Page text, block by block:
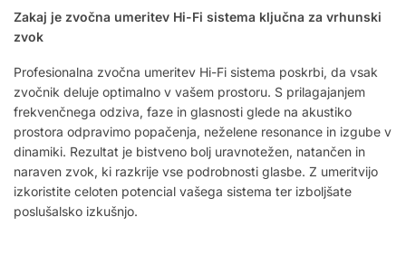
Zakaj je zvočna umeritev Hi-Fi sistema ključna za vrhunski
zvok
Profesionalna zvočna umeritev Hi-Fi sistema poskrbi, da vsak
zvočnik deluje optimalno v vašem prostoru. S prilagajanjem
frekvenčnega odziva, faze in glasnosti glede na akustiko
prostora odpravimo popačenja, neželene resonance in izgube v
dinamiki. Rezultat je bistveno bolj uravnotežen, natančen in
naraven zvok, ki razkrije vse podrobnosti glasbe. Z umeritvijo
izkoristite celoten potencial vašega sistema ter izboljšate
poslušalsko izkušnjo.